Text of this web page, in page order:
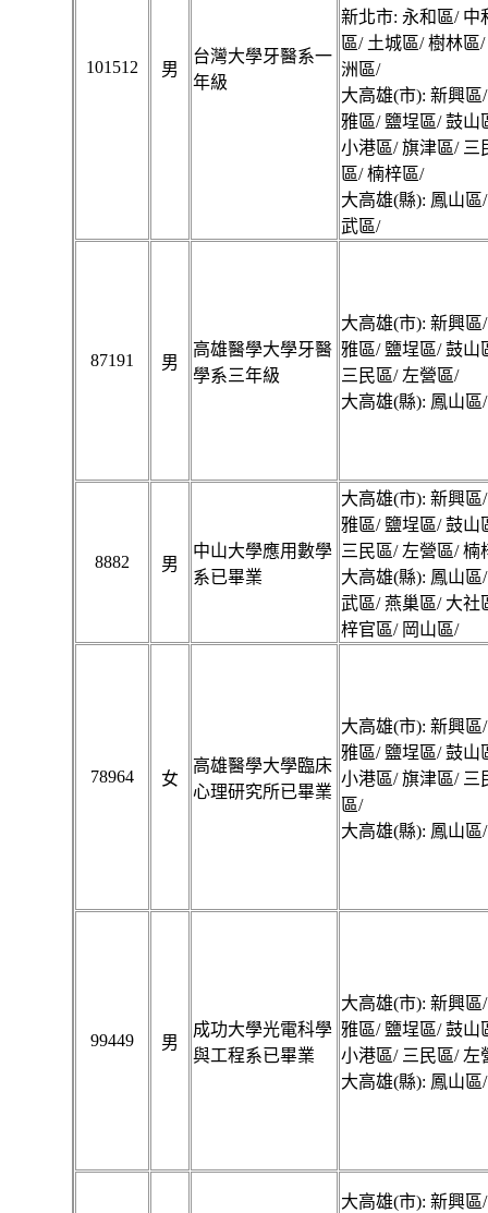
101512 男
台灣大學牙醫系一
年級
新北市: 永和區/ 中
區/ 土城區/ 樹林區
洲區/
大高雄(市): 新興區
雅區/ 鹽埕區/ 鼓山
小港區/ 旗津區/ 三
區/ 楠梓區/
大高雄(縣): 鳳山區
武區/
87191 男
高雄醫學大學牙醫
學系三年級
大高雄(市): 新興區
雅區/ 鹽埕區/ 鼓山
三民區/ 左營區/
大高雄(縣): 鳳山區/
8882 男
中山大學應用數學
系已畢業
大高雄(市): 新興區
雅區/ 鹽埕區/ 鼓山
三民區/ 左營區/ 楠
大高雄(縣): 鳳山區
武區/ 燕巢區/ 大社
梓官區/ 岡山區/
78964 女
高雄醫學大學臨床
心理研究所已畢業
大高雄(市): 新興區
雅區/ 鹽埕區/ 鼓山
小港區/ 旗津區/ 三
區/
大高雄(縣): 鳳山區/
99449 男
成功大學光電科學
與工程系已畢業
大高雄(市): 新興區
雅區/ 鹽埕區/ 鼓山
小港區/ 三民區/ 左
大高雄(縣): 鳳山區/
大高雄(市): 新興區